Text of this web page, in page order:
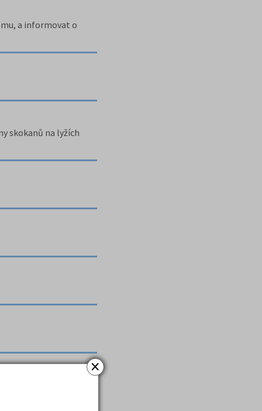
×
a informovat o
skokanů na lyžích